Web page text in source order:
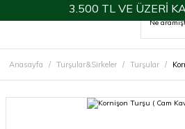
Anasayfa Turşular&Sirkeler Turşular
3.500 TL VE ÜZERİ